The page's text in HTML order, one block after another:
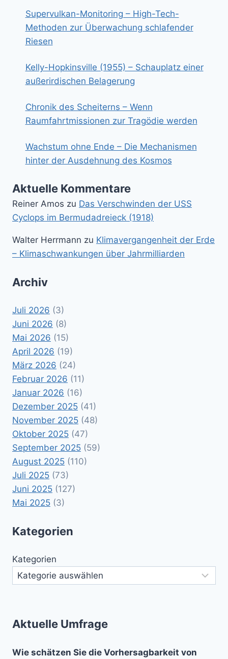
Supervulkan-Monitoring – High-Tech-
Methoden zur Überwachung schlafender
Riesen
Kelly-Hopkinsville (1955) – Schauplatz einer
außerirdischen Belagerung
Chronik des Scheiterns – Wenn
Raumfahrtmissionen zur Tragödie werden
Wachstum ohne Ende – Die Mechanismen
hinter der Ausdehnung des Kosmos
Aktuelle Kommentare
Reiner Amos zu Das Verschwinden der USS
Cyclops im Bermudadreieck (1918)
Walter Herrmann zu Klimavergangenheit der Erde
– Klimaschwankungen über Jahrmilliarden
Archiv
Juli 2026 (3)
Juni 2026 (8)
Mai 2026 (15)
April 2026 (19)
März 2026 (24)
Februar 2026 (11)
Januar 2026 (16)
Dezember 2025 (41)
November 2025 (48)
Oktober 2025 (47)
September 2025 (59)
August 2025 (110)
Juli 2025 (73)
Juni 2025 (127)
Mai 2025 (3)
Kategorien
Kategorien
Aktuelle Umfrage
Wie schätzen Sie die Vorhersagbarkeit von